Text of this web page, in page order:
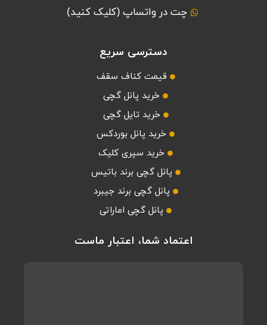
چت در واتساپ (کلیک کنید)
دسترسی سریع
قیمت کناف سقف
خرید پانل گچی
خرید تایل گچی
خرید پانل بوردکس
خرید سپری کلیک
پانل گچی برند باتیس
پانل گچی برند جیبرد
پانل گچی اماراتی
اعتماد شما، اعتبار ماست